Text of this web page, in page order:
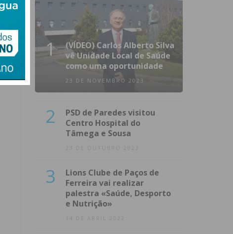
1
(VÍDEO) Carlos Alberto Silva
vê Unidade Local de Saúde
como uma oportunidade
23 DE NOVEMBRO 2023
2
PSD de Paredes visitou
Centro Hospital do
Tâmega e Sousa
23 DE OUTUBRO 2023
3
Lions Clube de Paços de
Ferreira vai realizar
palestra «Saúde, Desporto
e Nutrição»
14 DE ABRIL 2022